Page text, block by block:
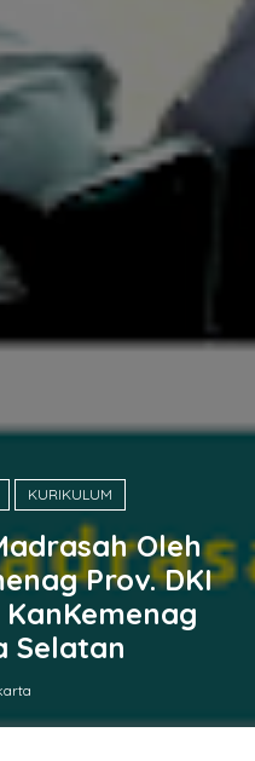
KURIKULUM
Oleh
Prov. DKI
Selatan